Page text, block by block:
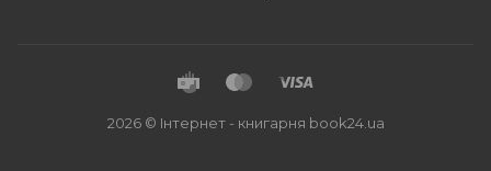
2026 © Iнтернет - книгарня book24.ua